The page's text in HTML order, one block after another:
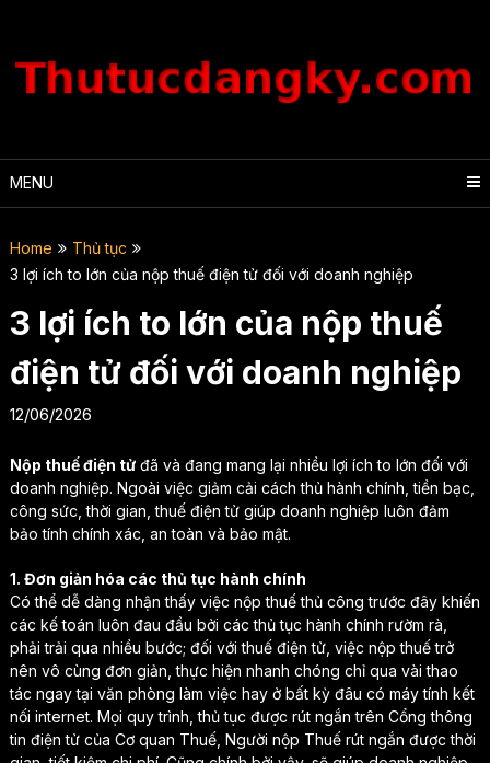
content
MENU
Home
Thủ tục
3 lợi ích to lớn của nộp thuế điện tử đối với doanh nghiệp
3 lợi ích to lớn của nộp thuế
điện tử đối với doanh nghiệp
12/06/2026
Nộp thuế điện tửđã và đang mang lại nhiều lợi ích to lớn đối với
doanh nghiệp. Ngoài việc giảm cải cách thủ hành chính, tiền bạc,
công sức, thời gian, thuế điện tử giúp doanh nghiệp luôn đảm
bảo tính chính xác, an toàn và bảo mật.
1. Đơn giản hóa các thủ tục hành chính
Có thể dễ dàng nhận thấy việc nộp thuế thủ công trước đây khiến
các kế toán luôn đau đầu bởi các thủ tục hành chính rườm rà,
phải trải qua nhiều bước; đối với thuế điện tử, việc nộp thuế trở
nên vô cùng đơn giản, thực hiện nhanh chóng chỉ qua vài thao
tác ngay tại văn phòng làm việc hay ở bất kỳ đâu có máy tính kết
nối internet. Mọi quy trình, thủ tục được rút ngắn trên Cổng thông
tin điện tử của Cơ quan Thuế, Người nộp Thuế rút ngắn được thời